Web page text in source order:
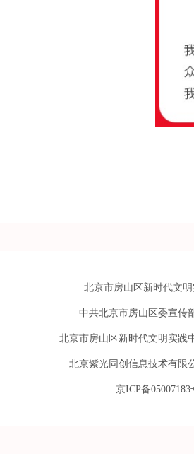
北京市房山区新时代文
中共北京市房山区委宣传
北京市房山区新时代文明实践
北京紫光同创信息技术有限
京ICP备05007183